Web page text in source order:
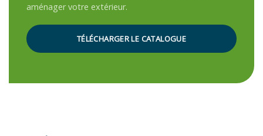
aménager votre extérieur.
TÉLÉCHARGER LE CATALOGUE